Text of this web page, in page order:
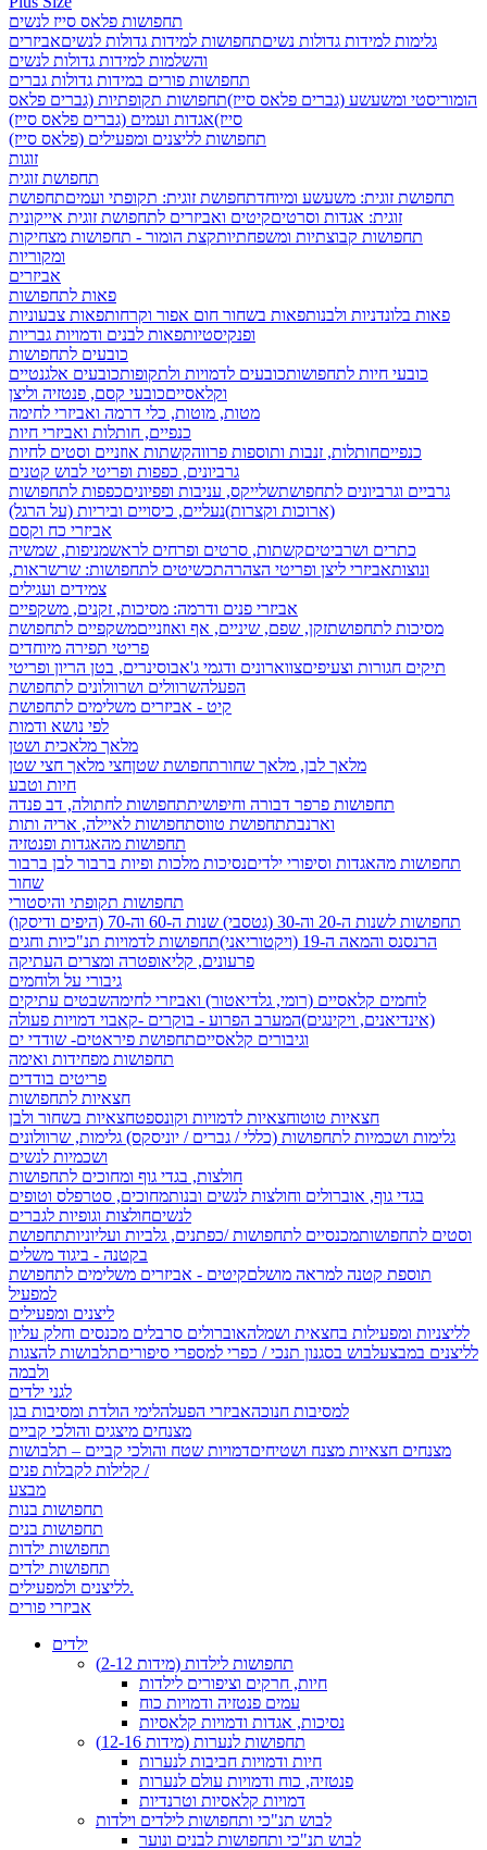
תחפושות פלאס סייז לנשים
גלימות למידות גדולות נשיםתחפושות למידות גדולות לנשיםאביזרים
והשלמות למידות גדולות לנשים
תחפושות פורים במידות גדולות גברים
הומוריסטי ומשעשע (גברים פלאס סייז)תחפושות תקופתיות (גברים פלאס
סייז)אגדות ועמים (גברים פלאס סייז)
תחפושות לליצנים ומפעילים (פלאס סייז)
זוגות
תחפושת זוגית
תחפושת זוגית: משעשע ומיוחדתחפושת זוגית: תקופתי ועמיםתחפושת
זוגית: אגדות וסרטיםקיטים ואביזרים לתחפושת זוגית אייקונית
תחפושות קבוצתיות ומשפחתיותקצת הומור - תחפושות מצחיקות
ומקוריות
אביזרים
פאות לתחפושות
פאות בלונדניות ולבנותפאות בשחור חום אפור וקרחותפאות צבעוניות
ופנקיסטיותפאות לבנים ודמויות גבריות
כובעים לתחפושות
כובעי חיות לתחפושותכובעים לדמויות ולתקופותכובעים אלגנטיים
וקלאסייםכובעי קסם, פנטזיה וליצן
מטות, מוטות, כלי דרמה ואביזרי לחימה
כנפיים, חותלות ואביזרי חיות
כנפייםחותלות, זנבות ותוספות פרווהקשתות אוזניים וסטים לחיות
גרביונים, כפפות ופריטי לבוש קטנים
גרביים וגרביונים לתחפושתשלייקס, עניבות ופפיוניםכפפות לתחפושות
(ארוכות וקצרות)נעליים, כיסויים וביריות (על הרגל)
אביזרי כח וקסם
כתרים ושרביטיםקשתות, סרטים ופרחים לראשמניפות, שמשיה
ונוצותאביזרי ליצן ופריטי הצהרהתכשיטים לתחפושות: שרשראות,
צמידים ועגילים
אביזרי פנים ודרמה: מסיכות, זקנים, משקפיים
מסיכות לתחפושתזקן, שפם, שיניים, אף ואוזנייםמשקפיים לתחפושת
פריטי תפירה מיוחדים
תיקים חגורות וצעיפיםצווארונים ודגמי ג'אבוסינרים, בטן הריון ופריטי
הפעלהשרוולים ושרוולונים לתחפושת
קיט - אביזרים משלימים לתחפושת
לפי נושא ודמות
מלאך מלאכית ושטן
מלאך לבן, מלאך שחורתחפושת שטןחצי מלאך חצי שטן
חיות וטבע
תחפושות פרפר דבורה וחיפושיתתחפושות לחתולה, דב פנדה
וארנבתתחפושת טווסתחפושות לאיילה, אריה ותות
תחפושות מהאגדות ופנטזיה
תחפושות מהאגדות וסיפורי ילדיםנסיכות מלכות ופיות ברבור לבן ברבור
שחור
תחפושות תקופתי והיסטורי
תחפושות לשנות ה-20 וה-30 (גטסבי)
שנות ה-60 וה-70 (היפים ודיסקו)
הרנסנס והמאה ה-19 (ויקטוריאני)
תחפושות לדמויות תנ"כיות וחגים
פרעונים, קליאופטרה ומצרים העתיקה
גיבורי על ולוחמים
לוחמים קלאסיים (רומי, גלדיאטור) ואביזרי לחימהשבטים עתיקים
(אינדיאנים, ויקינגים)המערב הפרוע - בוקרים -קאבוי דמויות פעולה
וגיבורים קלאסייםתחפושת פיראטים- שודדי ים
תחפושות מפחידות ואימה
פריטים בודדים
חצאיות לתחפושות
חצאיות טוטוחצאיות לדמויות וקונספטחצאיות בשחור ולבן
גלימות ושכמיות לתחפושות (כללי / גברים / יוניסקס) גלימות, שרוולונים
ושכמיות לנשים
חולצות, בגדי גוף ומחוכים לתחפושות
בגדי גוף, אוברולים וחולצות לנשים ובנותמחוכים, סטרפלס וטופים
לנשיםחולצות וגופיות לגברים
וסטים לתחפושותמכנסיים לתחפושות /כפתנים, גלביות ועליוניותתחפושת
בקטנה - ביגוד משלים
תוספת קטנה למראה מושלםקיטים - אביזרים משלימים לתחפושת
למפעיל
ליצנים ומפעילים
לליצניות ומפעילות בחצאית ושמלהאוברולים סרבלים מכנסים וחלק עליון
לליצנים במבצעלבוש בסגנון תנכי / כפרי למספרי סיפוריםתלבושות להצגות
ולבמה
לגני ילדים
למסיבות חנוכהאביזרי הפעלהלימי הולדת ומסיבות בגן
מצנחים מיצגים והולכי קביים
מצנחים חצאיות מצנח ושטיחיםדמויות שטח והולכי קביים – תלבושות
קלילות לקבלות פנים /
מבצע
תחפושות בנות
תחפושות בנים
תחפושות ילדות
תחפושות ילדים
לליצנים ולמפעילים.
אביזרי פורים
ילדים
תחפושות לילדות (מידות 2-12)
חיות, חרקים וציפורים לילדות
עמים פנטזיה ודמויות כוח
נסיכות, אגדות ודמויות קלאסיות
תחפושות לנערות (מידות 12-16)
חיות ודמויות חביבות לנערות
פנטזיה, כוח ודמויות עולם לנערות
דמויות קלאסיות וטרנדיות
לבוש תנ"כי ותחפושות לילדים וילדות
לבוש תנ"כי ותחפושות לבנים ונוער